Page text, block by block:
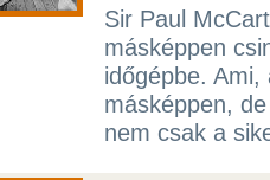
Sir Paul
másképpen
időgépbe.
másképpen,
nem csak a